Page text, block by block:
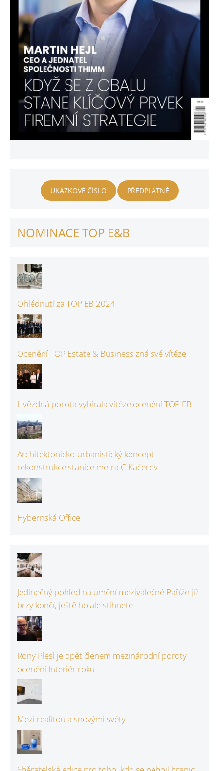
UKÁZKOVÉ ČÍSLO PŘEDPLATNÉ
NOMINACE TOP E&B
Ohlédnutí za TOP EB 2024
Ocenění TOP Estate & Business zná své vítěze
Hvězdná porota vybírala vítěze ocenění TOP EB
Architektonicko-urbanistický koncept
rekonstrukce stanice metra C Kačerov
Hybernská Office
Jedinečný pohled na umění meziválečné Paříže již
brzy končí, ještě ho ale stihnete
Rony Plesl je opět členem mezinárodní poroty
ocenění Interiér roku
Mezi realitou a snovými světy